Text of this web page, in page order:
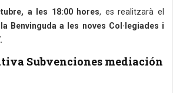
a les 18:00 hores, es realitzarà el
Benvinguda a les noves Col·legiades i
Subvenciones mediación